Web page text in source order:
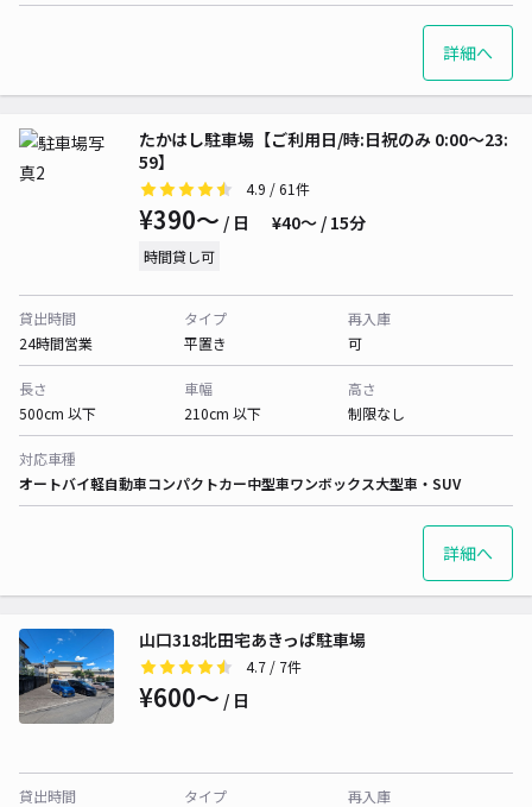
詳細へ
たかはし駐車場【ご利用日/時:日祝のみ 0:00～23:
59】
4.9 / 61件
¥390〜 / 日 ¥40〜 / 15分
時間貸し可
貸出時間
24時間営業
タイプ
平置き
再入庫
可
長さ
500cm 以下
車幅
210cm 以下
高さ
制限なし
対応車種
オートバイ軽自動車コンパクトカー中型車ワンボックス大型車・SUV
詳細へ
山口318北田宅あきっぱ駐車場
4.7 / 7件
¥600〜 / 日
貸出時間
タイプ
再入庫